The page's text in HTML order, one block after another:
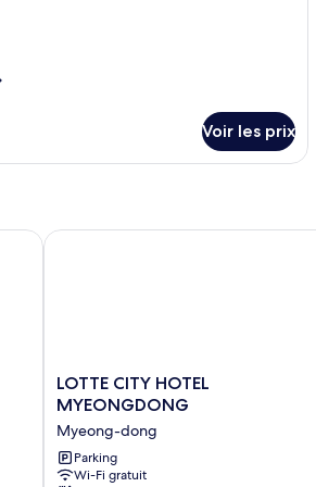
Voir les prix
LOTTE
CITY
MYEONGDONG
Myeong-
dong
LOTTE CITY HOTEL
MYEONGDONG
Myeong-dong
Parking
Wi-Fi gratuit
LOTTE CITY HOTEL MYEONGDONG